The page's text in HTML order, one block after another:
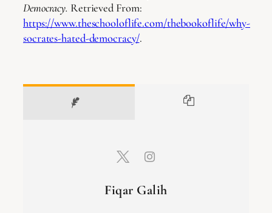
Democracy. Retrieved From:
https://www.theschooloflife.com/thebookoflife/why-
socrates-hated-democracy/.
Fiqar Galih